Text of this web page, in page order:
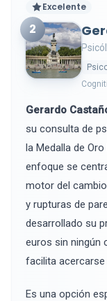
Excelente
2
Gerardo
su consulta de
la Medalla de
enfoque se
motor del
y rupturas de
desarrollado su
euros sin ningún
facilita
Es una opción